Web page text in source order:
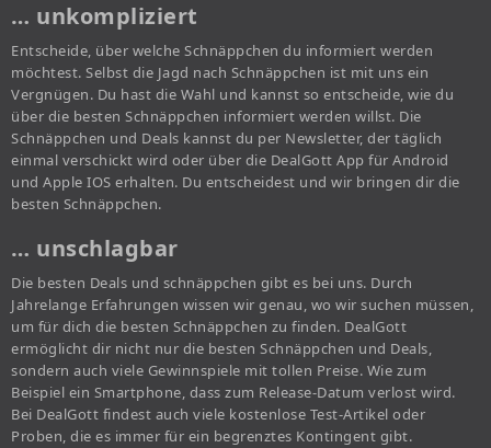
… unkompliziert
Entscheide, über welche Schnäppchen du informiert werden
möchtest. Selbst die Jagd nach Schnäppchen ist mit uns ein
Vergnügen. Du hast die Wahl und kannst so entscheide, wie du
über die besten Schnäppchen informiert werden willst. Die
Schnäppchen und Deals kannst du per Newsletter, der täglich
einmal verschickt wird oder über die DealGott App für Android
und Apple IOS erhalten. Du entscheidest und wir bringen dir die
besten Schnäppchen.
… unschlagbar
Die besten Deals und schnäppchen gibt es bei uns. Durch
Jahrelange Erfahrungen wissen wir genau, wo wir suchen müssen,
um für dich die besten Schnäppchen zu finden. DealGott
ermöglicht dir nicht nur die besten Schnäppchen und Deals,
sondern auch viele Gewinnspiele mit tollen Preise. Wie zum
Beispiel ein Smartphone, dass zum Release-Datum verlost wird.
Bei DealGott findest auch viele kostenlose Test-Artikel oder
Proben, die es immer für ein begrenztes Kontingent gibt.